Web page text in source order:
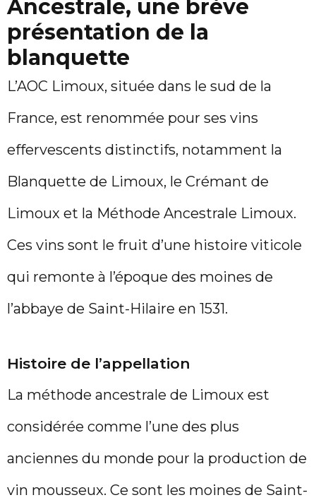
Ancestrale, une brève
présentation de la
blanquette
L’AOC Limoux, située dans le sud de la
France, est renommée pour ses vins
effervescents distinctifs, notamment la
Blanquette de Limoux, le Crémant de
Limoux et la Méthode Ancestrale Limoux.
Ces vins sont le fruit d’une histoire viticole
qui remonte à l’époque des moines de
l’abbaye de Saint-Hilaire en 1531.
Histoire de l’appellation
La méthode ancestrale de Limoux est
considérée comme l’une des plus
anciennes du monde pour la production de
vin mousseux. Ce sont les moines de Saint-